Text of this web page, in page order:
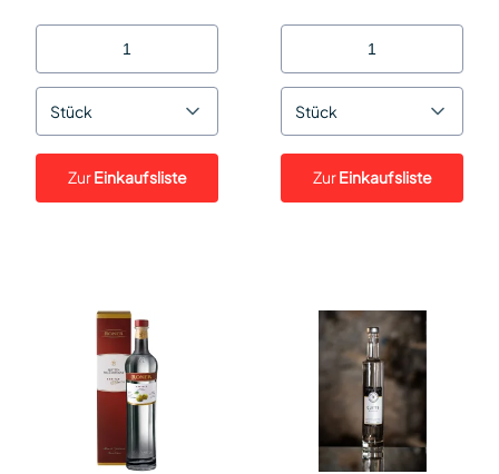
Stück
ZurEinkaufsliste
Stück
ZurEinkaufsliste